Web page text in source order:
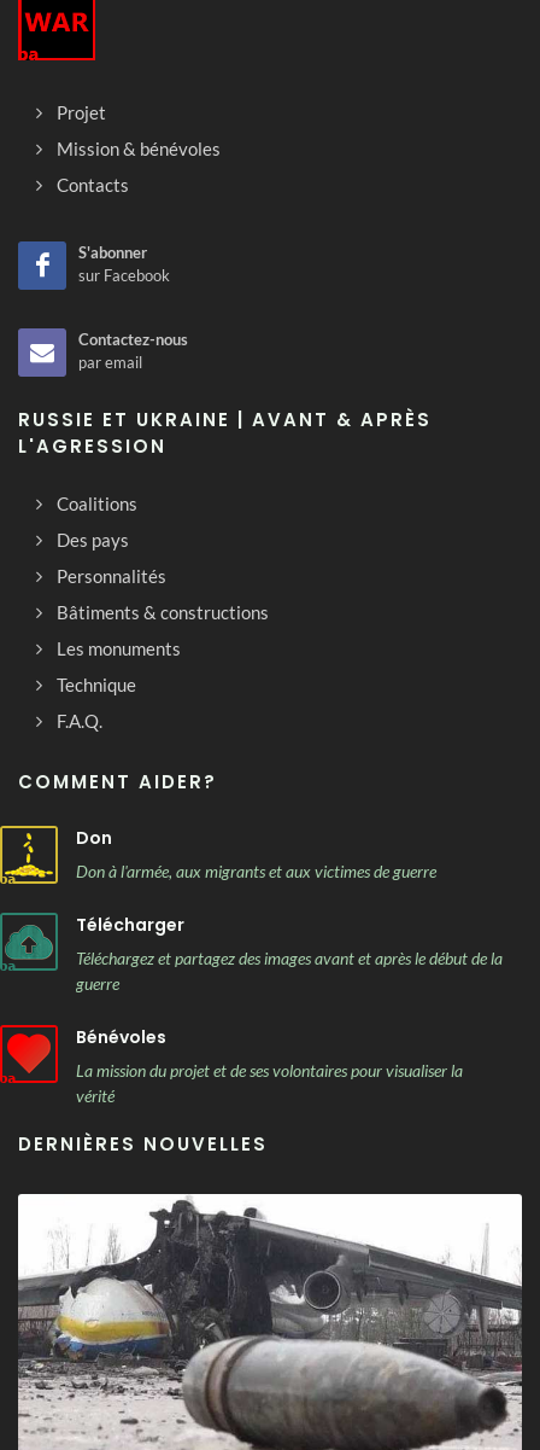
Projet
Mission & bénévoles
Contacts
S'abonner
sur Facebook
Contactez-nous
par email
RUSSIE ET UKRAINE | AVANT & APRÈS
L'AGRESSION
Coalitions
Des pays
Personnalités
Bâtiments & constructions
Les monuments
Technique
F.A.Q.
COMMENT AIDER?
Don
Don à l'armée, aux migrants et aux victimes de guerre
Télécharger
Téléchargez et partagez des images avant et après le début de la
guerre
Bénévoles
La mission du projet et de ses volontaires pour visualiser la
vérité
DERNIÈRES NOUVELLES